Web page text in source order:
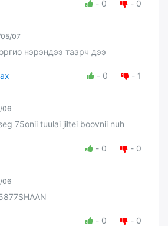
- 0 - 0
07
нэрэндээ таарч дээ
- 0 - 1
06
75onii tuulai jiltei boovnii nuh
- 0 - 0
06
- 0 - 0